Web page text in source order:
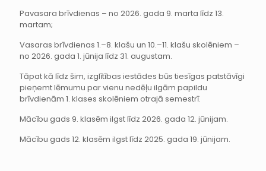
Pavasara brīvdienas – no 2026. gada 9. marta līdz 13.
martam;
Vasaras brīvdienas 1.–8. klašu un 10.–11. klašu skolēniem –
no 2026. gada 1. jūnija līdz 31. augustam.
Tāpat kā līdz šim, izglītības iestādes būs tiesīgas patstāvīgi
pieņemt lēmumu par vienu nedēļu ilgām papildu
brīvdienām 1. klases skolēniem otrajā semestrī.
Mācību gads 9. klasēm ilgst līdz 2026. gada 12. jūnijam.
Mācību gads 12. klasēm ilgst līdz 2025. gada 19. jūnijam.